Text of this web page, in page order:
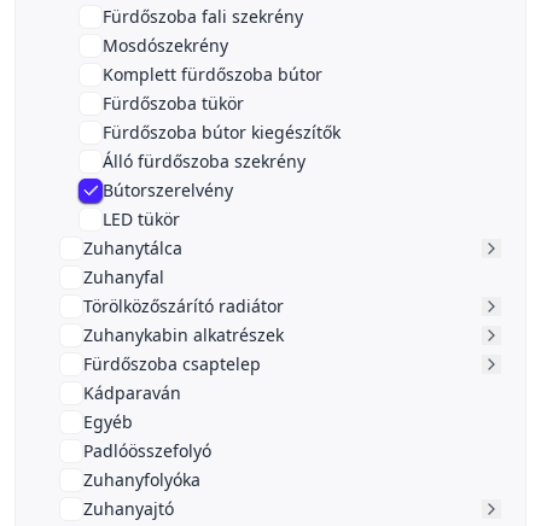
Fürdőszoba fali szekrény
Mosdószekrény
Komplett fürdőszoba bútor
Fürdőszoba tükör
Fürdőszoba bútor kiegészítők
Álló fürdőszoba szekrény
Bútorszerelvény
LED tükör
Zuhanytálca
Zuhanyfal
Törölközőszárító radiátor
Zuhanykabin alkatrészek
Fürdőszoba csaptelep
Kádparaván
Egyéb
Padlóösszefolyó
Zuhanyfolyóka
Zuhanyajtó